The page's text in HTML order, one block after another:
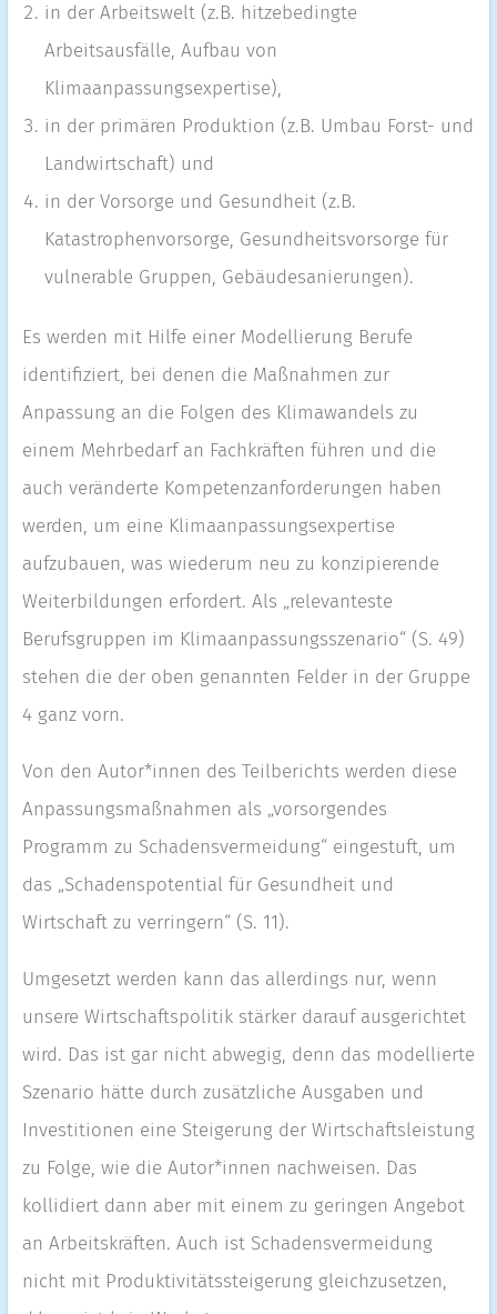
in der Arbeitswelt (z.B. hitzebedingte
Arbeitsausfälle, Aufbau von
Klimaanpassungsexpertise),
in der primären Produktion (z.B. Umbau Forst- und
Landwirtschaft) und
in der Vorsorge und Gesundheit (z.B.
Katastrophenvorsorge, Gesundheitsvorsorge für
vulnerable Gruppen, Gebäudesanierungen).
Es werden mit Hilfe einer Modellierung Berufe
identifiziert, bei denen die Maßnahmen zur
Anpassung an die Folgen des Klimawandels zu
einem Mehrbedarf an Fachkräften führen und die
auch veränderte Kompetenzanforderungen haben
werden, um eine Klimaanpassungsexpertise
aufzubauen, was wiederum neu zu konzipierende
Weiterbildungen erfordert. Als „relevanteste
Berufsgruppen im Klimaanpassungsszenario“ (S. 49)
stehen die der oben genannten Felder in der Gruppe
4 ganz vorn.
Von den Autor*innen des Teilberichts werden diese
Anpassungsmaßnahmen als „vorsorgendes
Programm zu Schadensvermeidung“ eingestuft, um
das „Schadenspotential für Gesundheit und
Wirtschaft zu verringern“ (S. 11).
Umgesetzt werden kann das allerdings nur, wenn
unsere Wirtschaftspolitik stärker darauf ausgerichtet
wird. Das ist gar nicht abwegig, denn das modellierte
Szenario hätte durch zusätzliche Ausgaben und
Investitionen eine Steigerung der Wirtschaftsleistung
zu Folge, wie die Autor*innen nachweisen. Das
kollidiert dann aber mit einem zu geringen Angebot
an Arbeitskräften. Auch ist Schadensvermeidung
nicht mit Produktivitätssteigerung gleichzusetzen,